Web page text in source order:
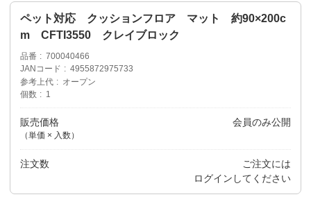
ペット対応 クッションフロア マット 約90×200c
m CFTI3550 クレイブロック
品番
700040466
JANコード
4955872975733
参考上代
オープン
個数
1
販売価格
（単価 × 入数）
会員のみ公開
注文数
ご注文には
ログイン してください